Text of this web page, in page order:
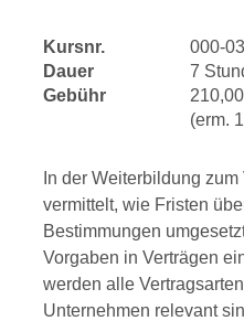
Kursnr.
000-
Dauer
7
Gebühr
(erm.
In der Weiterbildung
vermittelt, wie Fristen
Bestimmungen
Vorgaben in Verträgen
werden alle
Unternehmen relevant